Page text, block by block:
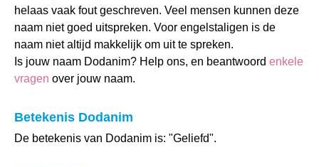
helaas vaak fout geschreven. Veel mensen kunnen deze
naam niet goed uitspreken. Voor engelstaligen is de
naam niet altijd makkelijk om uit te spreken.
Is jouw naam Dodanim? Help ons, en beantwoord enkele
vragen over jouw naam.
Betekenis Dodanim
De betekenis van Dodanim is: "Geliefd".